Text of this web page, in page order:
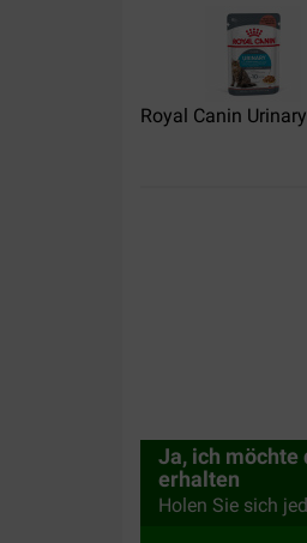
25-09-2024
Meine Violetta ist
Royal Canin
Ja, ich
erhalten
Holen Sie sich